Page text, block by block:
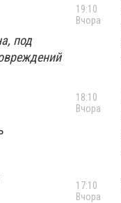
под
19:10
Вчора
18:10
Вчора
17:10
Вчора